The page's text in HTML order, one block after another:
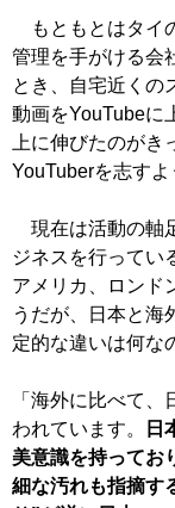
もともとはタイ
管理を手がける会
とき、自宅近くの
動画をYouTubeに
上に伸びたのが
YouTuberを志すよ
現在は活動の軸
ジネスを行ってい
アメリカ、ロンド
うだが、日本と海
定的な違いは何な
「海外に比べて
われています。
日
美意識を持ってお
細な汚れも指摘す